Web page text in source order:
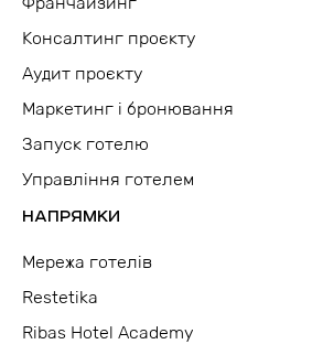
Консалтинг проєкту
Аудит проєкту
Маркетинг і бронювання
Запуск готелю
Управління готелем
НАПРЯМКИ
Мережа готелів
Restetika
Ribas Hotel Academy